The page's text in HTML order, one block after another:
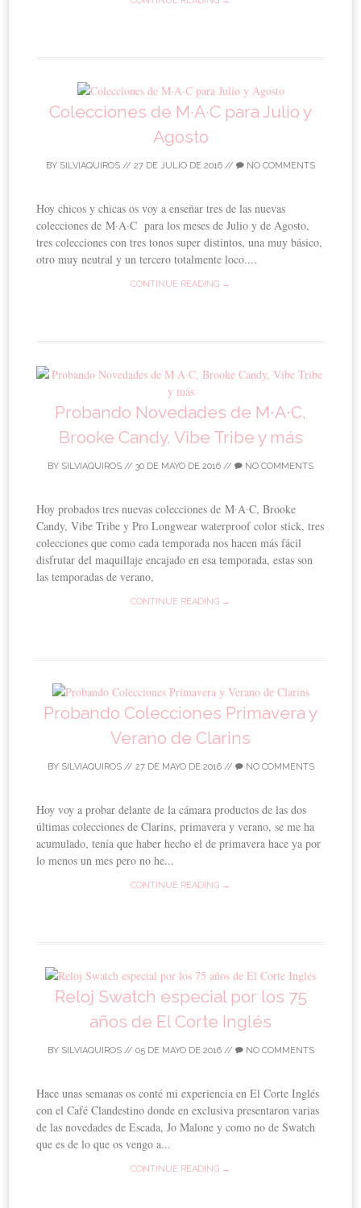
Colecciones de M·A·C para Julio y
Agosto
BY SILVIAQUIROS // 27 DE JULIO DE 2016 // NO COMMENTS
Hoy chicos y chicas os voy a enseñar tres de las nuevas
colecciones de M·A·C para los meses de Julio y de Agosto,
tres colecciones con tres tonos super distintos, una muy básico,
otro muy neutral y un tercero totalmente loco....
CONTINUE READING →
Probando Novedades de M∙A∙C,
Brooke Candy, Vibe Tribe y más
BY SILVIAQUIROS // 30 DE MAYO DE 2016 // NO COMMENTS
Hoy probados tres nuevas colecciones de M∙A∙C, Brooke
Candy, Vibe Tribe y Pro Longwear waterproof color stick, tres
colecciones que como cada temporada nos hacen más fácil
disfrutar del maquillaje encajado en esa temporada, estas son
las temporadas de verano,
CONTINUE READING →
Probando Colecciones Primavera y
Verano de Clarins
BY SILVIAQUIROS// 27 DE MAYO DE 2016// NO COMMENTS
Hoy voy a probar delante de la cámara productos de las dos
últimas colecciones de Clarins, primavera y verano, se me ha
acumulado, tenía que haber hecho el de primavera hace ya por
lo menos un mes pero no he...
CONTINUE READING →
Reloj Swatch especial por los 75
años de El Corte Inglés
BY SILVIAQUIROS// 05 DE MAYO DE 2016// NO COMMENTS
Hace unas semanas os conté mi experiencia en El Corte Inglés
con el Café Clandestino donde en exclusiva presentaron varias
de las novedades de Escada, Jo Malone y como no de Swatch
que es de lo que os vengo a...
CONTINUE READING →